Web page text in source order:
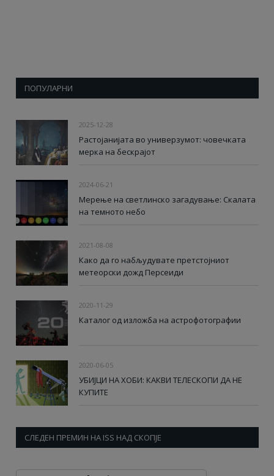
ПОПУЛАРНИ
2025-12-28
Растојанијата во универзумот: човечката
мерка на бескрајот
2024-06-21
Мерење на светлинско загадување: Скалата
на темното небо
2021-08-08
Како да го набљудувате претстојниот
метеорски дожд Персеиди
2020-11-29
Каталог од изложба на астрофотографии
2020-06-05
УБИЈЦИ НА ХОБИ: КАКВИ ТЕЛЕСКОПИ ДА НЕ
КУПИТЕ
СЛЕДЕН ПРЕМИН НА ISS НАД СКОПЈЕ